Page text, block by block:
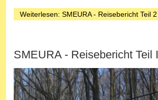
Weiterlesen: SMEURA - Reisebericht Teil 2
SMEURA - Reisebericht Teil I